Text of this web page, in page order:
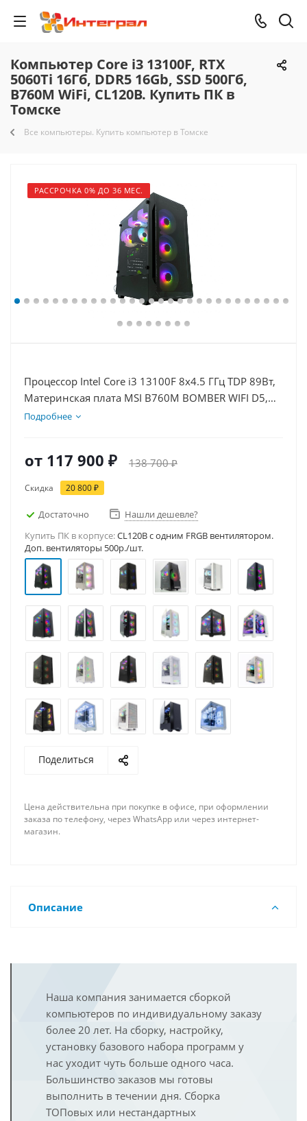
Компьютер Core i3 13100F, RTX
5060Ti 16Гб, DDR5 16Gb, SSD 500Гб,
B760M WiFi, CL120B. Купить ПК в
Томске
Все компьютеры. Купить компьютер в Томске
РАССРОЧКА 0% ДО 36 МЕС.
Процессор Intel Core i3 13100F 8x4.5 ГГц TDP 89Вт,
Материнская плата MSI B760M BOMBER WIFI D5,
Видеокарта RTX 5060Ti 16Гб, Память DDR5 16Gb,
Подробнее
от 117 900 ₽ 138 700 ₽
Скидка 20 800 ₽
Достаточно
Нашли дешевле?
Купить ПК в корпусе:CL120B c одним FRGB вентилятором.
Доп. вентиляторы 500р./шт.
Поделиться
Цена действительна при покупке в офисе, при оформлении
заказа по телефону, через WhatsApp или через интернет-
магазин.
Описание
Наша компания занимается сборкой
компьютеров по индивидуальному заказу
более 20 лет. На сборку, настройку,
установку базового набора программ у
нас уходит чуть больше одного часа.
Большинство заказов мы готовы
выполнить в течении дня. Сборка
ТОПовых или нестандартных